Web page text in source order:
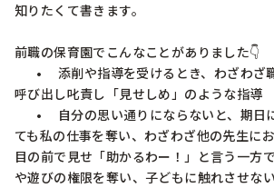
知りたくて書きます。
前職の保育園でこんなことがありました👇
呼び出し叱責し「見せしめ」のような指導
ても私の仕事を奪い、わざわざ他の先生に
目の前で見せ「助かるわー！」と言う一方
や遊びの権限を奪い、子どもに触れさせな